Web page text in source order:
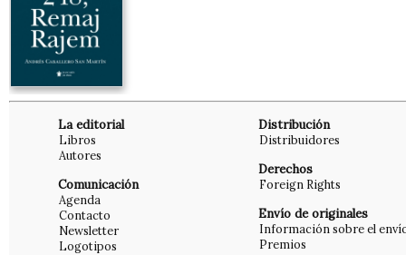
La editorial
Libros
Autores
Comunicación
Agenda
Contacto
Newsletter
Logotipos
Distribución
Distribuidores
Derechos
Foreign Rights
Envío de originales
Información sobre el
Premios